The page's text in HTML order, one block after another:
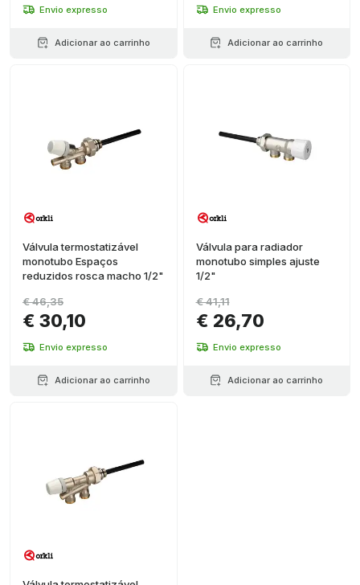
Envio expresso
Adicionar ao carrinho
Envio expresso
Adicionar ao carrinho
Válvula termostatizável
monotubo Espaços
reduzidos rosca macho 1/2"
€ 30,10
€ 46,35
Envio expresso
Adicionar ao carrinho
Válvula para radiador
monotubo simples ajuste
1/2"
€ 26,70
€ 41,11
Envio expresso
Adicionar ao carrinho